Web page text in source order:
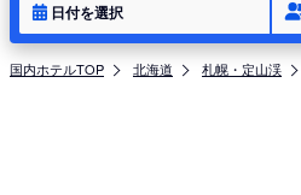
日付を選択
国内ホテルTOP 北海道 札幌・定山渓